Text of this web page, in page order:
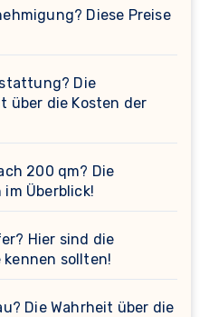
Diese Preise
Die
über die Kosten der
200 qm? Die
Überblick!
Hier sind die
kennen sollten!
Die Wahrheit über die